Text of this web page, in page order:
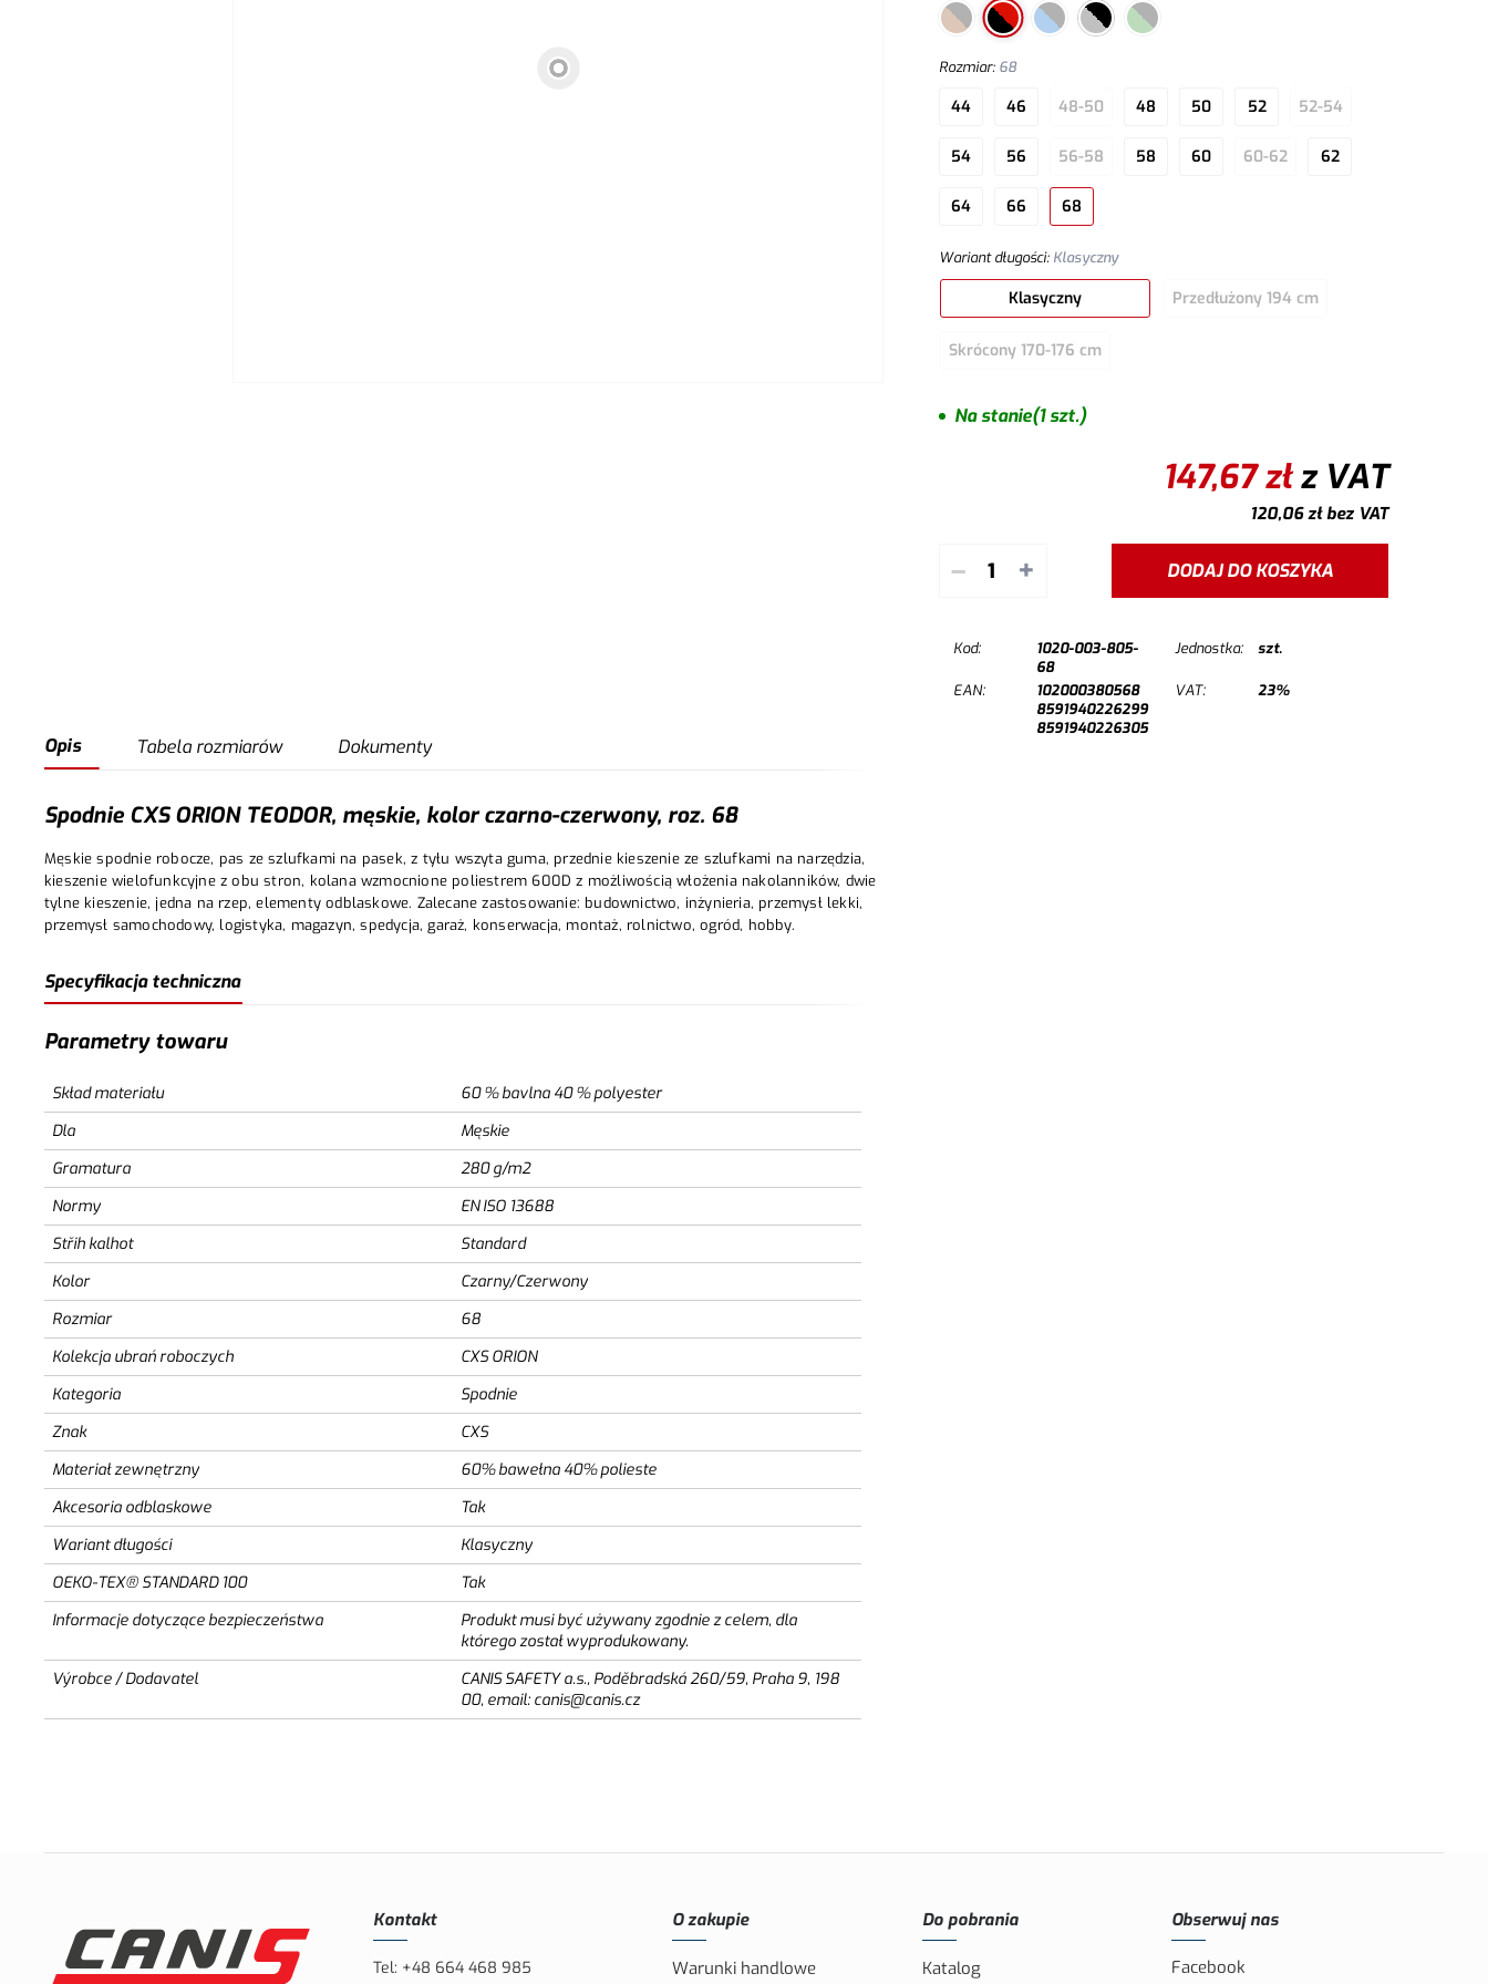
Rozmiar: 68
44 46 48-50 48 50 52 52-54
54 56 56-58 58 60 60-62 62
64 66 68
Wariant długości: Klasyczny
Klasyczny Przedłużony 194 cm
Skrócony 170-176 cm
Na stanie(1 szt.)
147,67złz VAT
120,06złbez VAT
– + DODAJ DO KOSZYKA
Kod:
1020-003-805-
68
Jednostka: szt.
EAN:
102000380568
8591940226299
8591940226305
VAT: 23%
Opis Tabela rozmiarów Dokumenty
Spodnie CXS ORION TEODOR, męskie, kolor czarno-czerwony, roz. 68
Męskie spodnie robocze, pas ze szlufkami na pasek, z tyłu wszyta guma, przednie kieszenie ze szlufkami na narzędzia,
kieszenie wielofunkcyjne z obu stron, kolana wzmocnione poliestrem 600D z możliwością włożenia nakolanników, dwie
tylne kieszenie, jedna na rzep, elementy odblaskowe. Zalecane zastosowanie: budownictwo, inżynieria, przemysł lekki,
przemysł samochodowy, logistyka, magazyn, spedycja, garaż, konserwacja, montaż, rolnictwo, ogród, hobby.
Specyfikacja techniczna
Parametry towaru
Skład materiału
60 % bavlna 40 % polyester
Dla
Męskie
Gramatura
280 g/m2
Normy
EN ISO 13688
Střih kalhot
Standard
Kolor
Czarny/Czerwony
Rozmiar
68
Kolekcja ubrań roboczych
CXS ORION
Kategoria
Spodnie
Znak
CXS
Materiał zewnętrzny
60% bawełna 40% polieste
Akcesoria odblaskowe
Tak
Wariant długości
Klasyczny
OEKO-TEX® STANDARD 100
Tak
Informacje dotyczące bezpieczeństwa
Produkt musi być używany zgodnie z celem, dla
którego został wyprodukowany.
Výrobce / Dodavatel
CANIS SAFETY a.s., Poděbradská 260/59, Praha 9, 198
00, email: canis@canis.cz
Kontakt
Tel: +48 664 468 985
O zakupie
Warunki handlowe
Do pobrania
Katalog
Obserwuj nas
Facebook